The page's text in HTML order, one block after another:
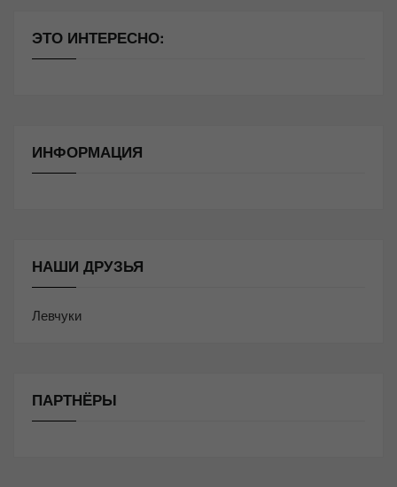
ЭТО ИНТЕРЕСНО:
ИНФОРМАЦИЯ
НАШИ ДРУЗЬЯ
Левчуки
ПАРТНЁРЫ